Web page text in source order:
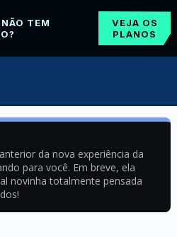
TEM
VEJA OS
PLANOS
da nova experiência da
para você. Em breve, ela
novinha totalmente pensada